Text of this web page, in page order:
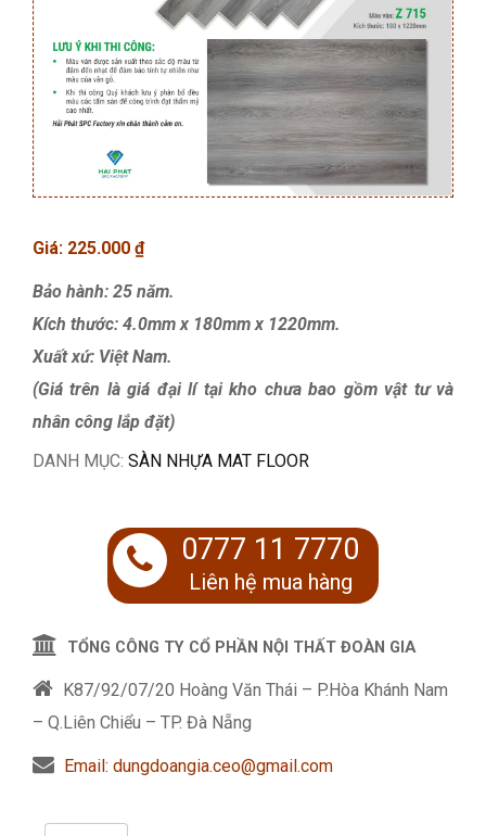
Giá: 225.000 ₫
Bảo hành: 25 năm.
Kích thước: 4.0mm x 180mm x 1220mm.
Xuất xứ: Việt Nam.
(Giá trên là giá đại lí tại kho chưabao gồm vật tư và
nhân công lắp đặt)
DANH MỤC: SÀN NHỰA MAT FLOOR
0777 11 7770
Liên hệ mua hàng
TỔNG CÔNG TY CỔ PHẦN NỘI THẤT ĐOÀN GIA
K87/92/07/20 Hoàng Văn Thái – P.Hòa Khánh Nam
– Q.Liên Chiểu – TP. Đà Nẵng
Email: dungdoangia.ceo@gmail.com